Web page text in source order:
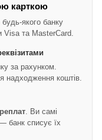
карткою
якого банку
Visa та MasterCard.
за рахунком.
надходження коштів.
. Ви самі
банк списує їх